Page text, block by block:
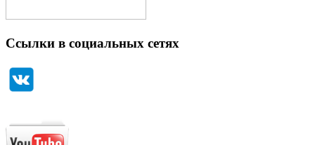
Ссылки в социальных сетях